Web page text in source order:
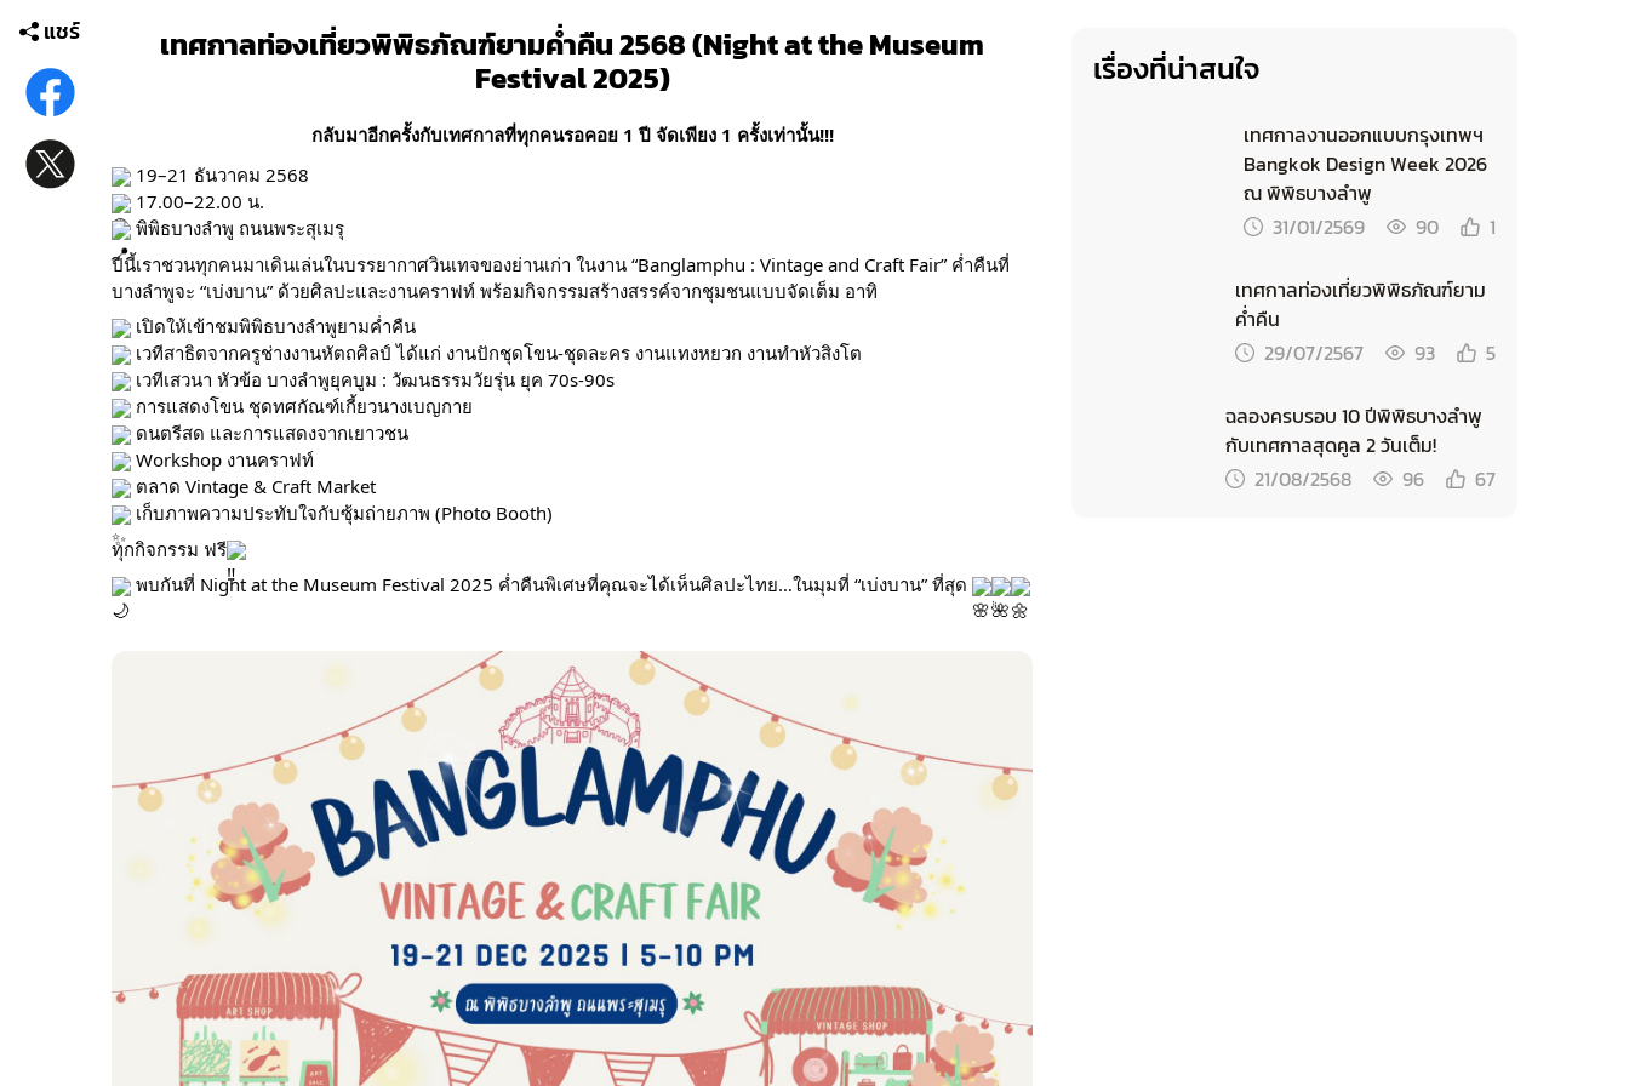
แชร์
เทศกาลท่องเที่ยวพิพิธภัณฑ์ยามค่ำคืน 2568 (Night at the Museum
Festival 2025)
กลับมาอีกครั้งกับเทศกาลที่ทุกคนรอคอย 1 ปี จัดเพียง 1 ครั้งเท่านั้น!!!
19–21 ธันวาคม 2568
17.00–22.00 น.
พิพิธบางลำพู ถนนพระสุเมรุ
ปีนี้เราชวนทุกคนมาเดินเล่นในบรรยากาศวินเทจของย่านเก่า ในงาน “Banglamphu : Vintage and Craft Fair” ค่ำคืนที่
บางลำพูจะ “เบ่งบาน” ด้วยศิลปะและงานคราฟท์ พร้อมกิจกรรมสร้างสรรค์จากชุมชนแบบจัดเต็ม อาทิ
เปิดให้เข้าชมพิพิธบางลำพูยามค่ำคืน
เวทีสาธิตจากครูช่างงานหัตถศิลป์ ได้แก่ งานปักชุดโขน-ชุดละคร งานแทงหยวก งานทำหัวสิงโต
เวทีเสวนา หัวข้อ บางลำพูยุคบูม : วัฒนธรรมวัยรุ่น ยุค 70s-90s
การแสดงโขน ชุดทศกัณฑ์เกี้ยวนางเบญกาย
ดนตรีสด และการแสดงจากเยาวชน
Workshop งานคราฟท์
ตลาด Vintage & Craft Market
เก็บภาพความประทับใจกับซุ้มถ่ายภาพ (Photo Booth)
ทุกกิจกรรม ฟรี
พบกันที่ Night at the Museum Festival 2025 ค่ำคืนพิเศษที่คุณจะได้เห็นศิลปะไทย…ในมุมที่ “เบ่งบาน” ที่สุด
เรื่องที่น่าสนใจ
31/01/2569 90 1
เทศกาลงานออกแบบกรุงเทพฯ
Bangkok Design Week 2026
ณ พิพิธบางลำพู
29/07/2567 93 5
เทศกาลท่องเที่ยวพิพิธภัณฑ์ยาม
ค่ำคืน
21/08/2568 96 67
ฉลองครบรอบ 10 ปีพิพิธบางลำพู
กับเทศกาลสุดคูล 2 วันเต็ม!